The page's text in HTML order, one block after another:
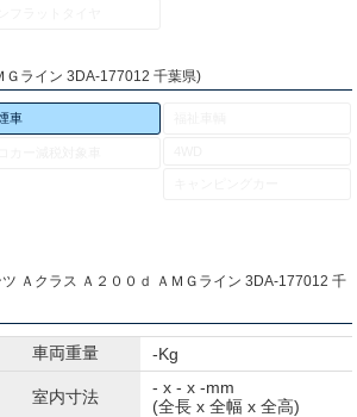
Ｇライン 3DA-177012 千葉県)
車
Ａクラス Ａ２００ｄ ＡＭＧライン 3DA-177012 千
車両重量 -Kg
室内寸法
- x - x -mm
(全長 x 全幅 x 全高)